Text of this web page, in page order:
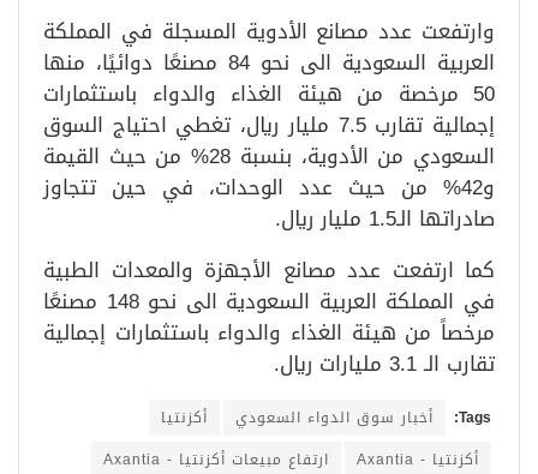
وارتفعت عدد مصانع الأدوية المسجلة في المملكة
العربية السعودية الى نحو 84 مصنعًا دوائيًا، منها
50 مرخصة من هيئة الغذاء والدواء باستثمارات
إجمالية تقارب 7.5 مليار ريال، تغطي احتياج السوق
السعودي من الأدوية، بنسبة 28% من حيث القيمة
و42% من حيث عدد الوحدات، في حين تتجاوز
صادراتها الـ1.5 مليار ريال.
كما ارتفعت عدد مصانع الأجهزة والمعدات الطبية
في المملكة العربية السعودية الى نحو 148 مصنعًا
مرخصاً من هيئة الغذاء والدواء باستثمارات إجمالية
تقارب الـ 3.1 مليارات ريال.
Tags: أخبار سوق الدواء السعودي
أكزنتيا
أكزنتيا - Axantia
ارتفاع مبيعات أكزنتيا - Axantia